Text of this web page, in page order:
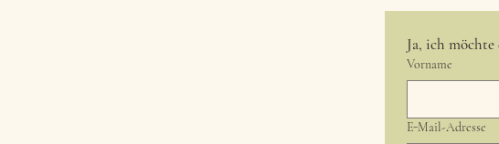
Ja, ich
Vorname
E-Mail-Adresse